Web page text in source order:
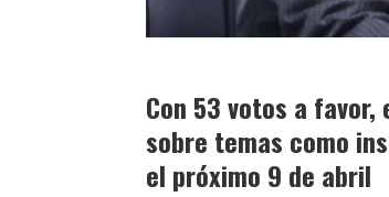
Con 53 votos a
sobre temas como
el próximo 9 de abril